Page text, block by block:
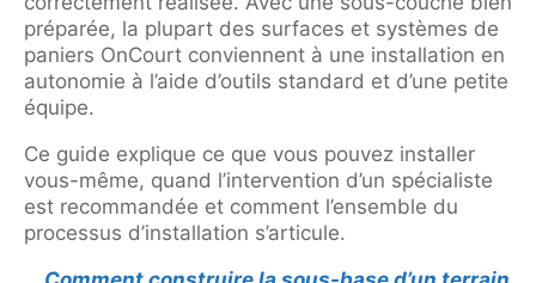
préparée, la plupart des surfaces et systèmes de
paniers OnCourt conviennent à une installation en
autonomie à l’aide d’outils standard et d’une petite
équipe.
Ce guide explique ce que vous pouvez installer
vous-même, quand l’intervention d’un spécialiste
est recommandée et comment l’ensemble du
processus d’installation s’articule.